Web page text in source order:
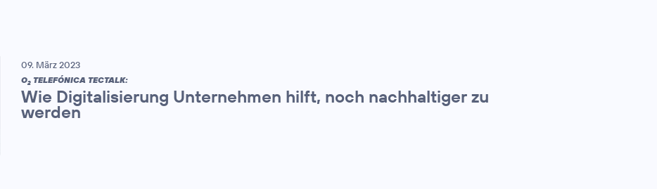
09. März 2023
O2 TELEFÓNICA TECTALK:
Wie Digitalisierung Unternehmen hilft, noch nachhaltiger zu
werden